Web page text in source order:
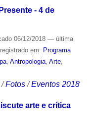
- 4 de
06/12/2018 — última
em: Programa
, Antropologia, Arte,
/Fotos /Eventos 2018
arte e crítica